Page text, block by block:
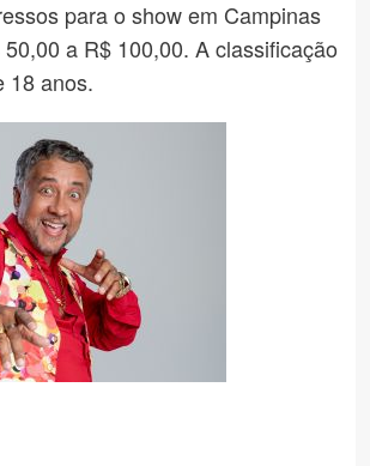
para o show em Campinas
a R$ 100,00. A classificação
18 anos.